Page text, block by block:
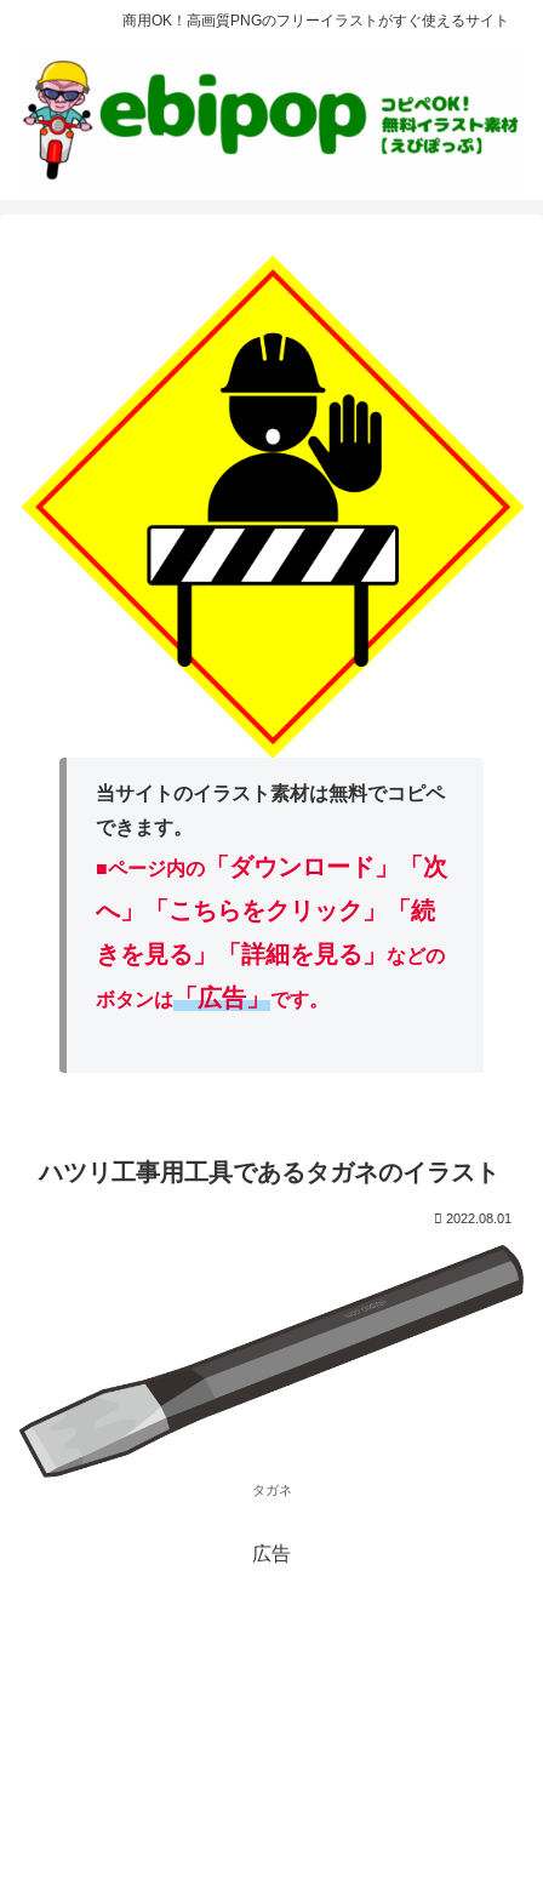
商用OK！高画質PNGのフリーイラストがすぐ使えるサイト
当サイトのイラスト素材は無料でコピペ
できます。
■ページ内の
「ダウンロード」
「次
へ」「こちらをクリック」「続
きを見る」「詳細を見る」などの
ボタンは「広告」です。
ハツリ工事用工具であるタガネのイラスト
2022.08.01
タガネ
広告